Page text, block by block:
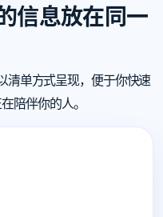
信息放在同一
清单方式呈现，便于你快速
陪伴你的人。